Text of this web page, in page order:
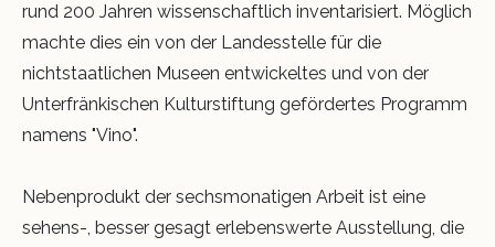
rund 200 Jahren wissenschaftlich inventarisiert. Möglich
machte dies ein von der Landesstelle für die
nichtstaatlichen Museen entwickeltes und von der
Unterfränkischen Kulturstiftung gefördertes Programm
namens "Vino".
Nebenprodukt der sechsmonatigen Arbeit ist eine
sehens-, besser gesagt erlebenswerte Ausstellung, die